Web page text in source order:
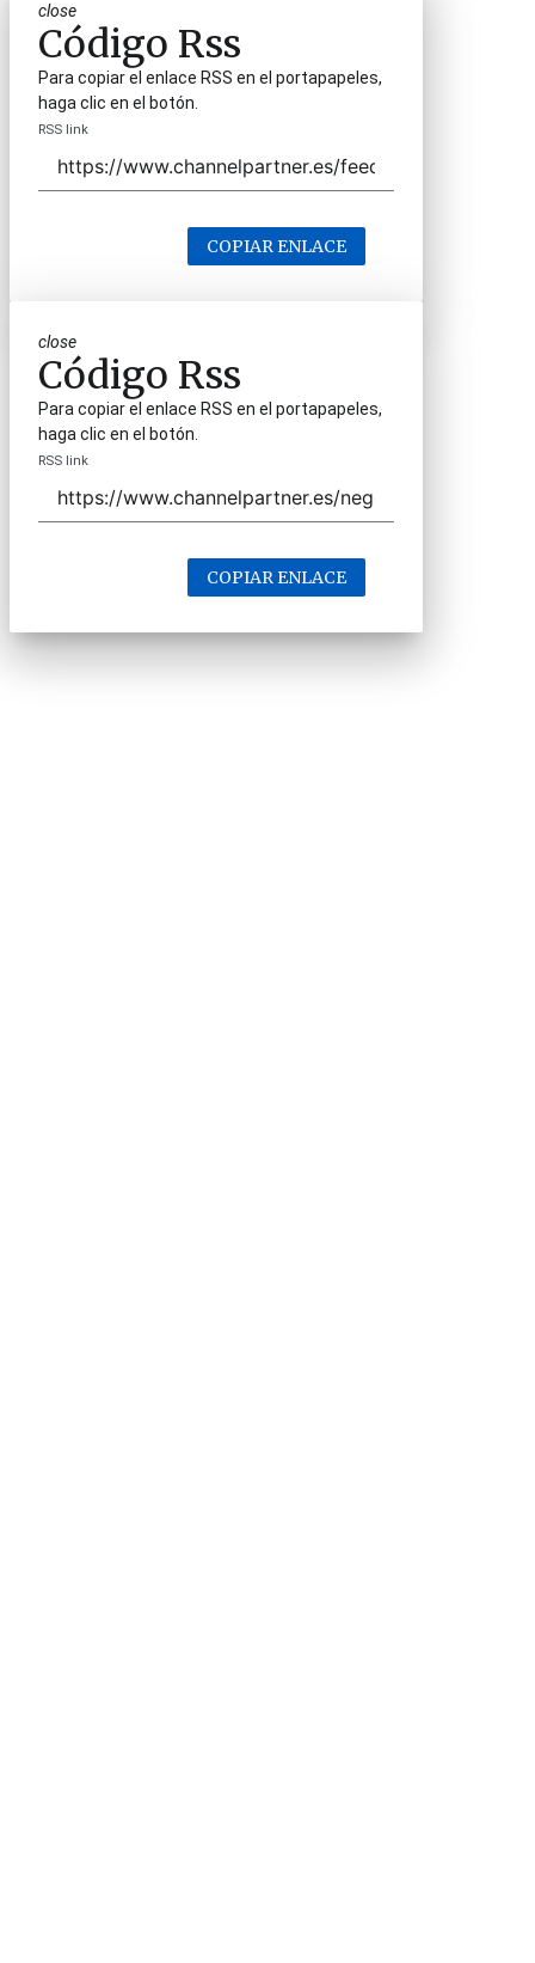
close
Código Rss
Para copiar el enlace RSS en el portapapeles,
haga clic en el botón.
RSS link
COPIAR ENLACE
close
Código Rss
Para copiar el enlace RSS en el portapapeles,
haga clic en el botón.
RSS link
COPIAR ENLACE